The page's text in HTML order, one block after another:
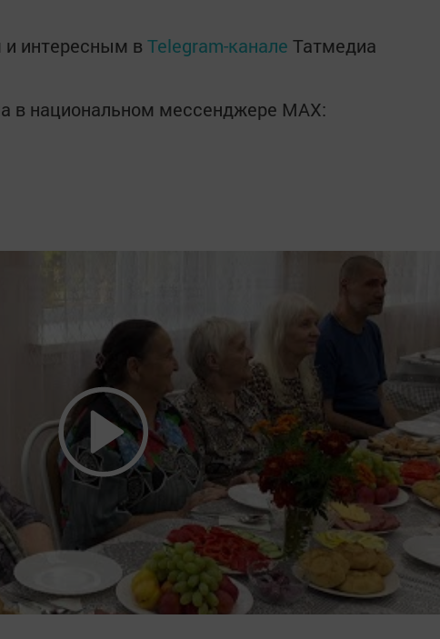
интересным в Telegram-канале Татмедиа
в национальном мессенджере MАХ: